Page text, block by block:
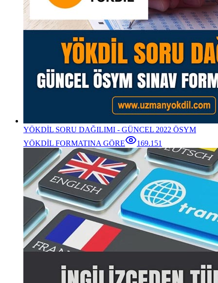
YÖKDİL SORU DAĞILIMI - GÜNCEL 2022 ÖSYM
YÖKDİL FORMATINA GÖRE
169.151